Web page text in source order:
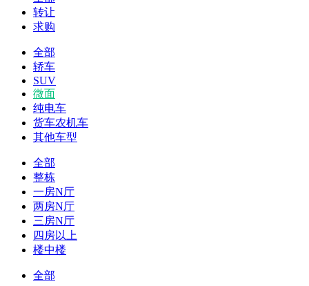
转让
求购
全部
轿车
SUV
微面
纯电车
货车农机车
其他车型
全部
整栋
一房N厅
两房N厅
三房N厅
四房以上
楼中楼
全部